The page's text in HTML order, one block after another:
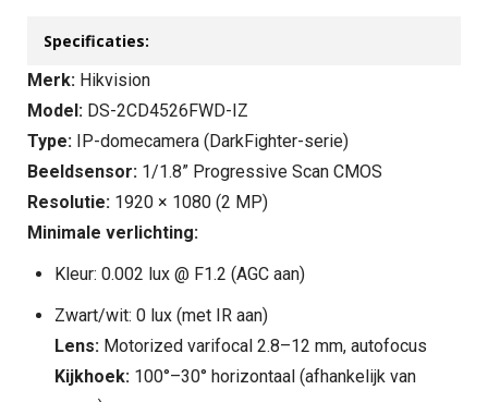
Specificaties:
Merk: Hikvision
Model: DS-2CD4526FWD-IZ
Type: IP-domecamera (DarkFighter-serie)
Beeldsensor: 1/1.8” Progressive Scan CMOS
Resolutie: 1920 × 1080 (2 MP)
Minimale verlichting:
Kleur: 0.002 lux @ F1.2 (AGC aan)
Zwart/wit: 0 lux (met IR aan)
Lens: Motorized varifocal 2.8–12 mm, autofocus
Kijkhoek: 100°–30° horizontaal (afhankelijk van